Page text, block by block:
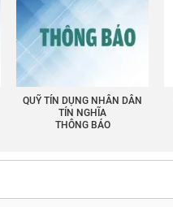
QUỸ TÍN DỤNG NHÂN DÂN
TÍN NGHĨA
THÔNG BÁO